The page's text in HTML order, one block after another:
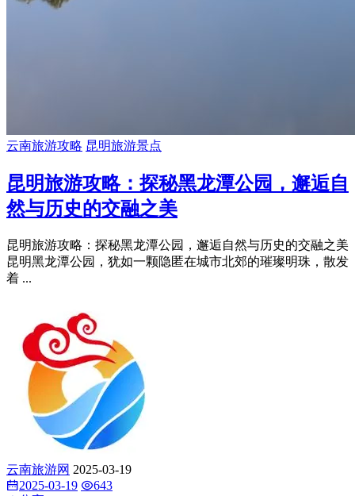
云南旅游攻略 昆明旅游景点
昆明旅游攻略：探秘黑龙潭公园，邂逅自
然与历史的交融之美
昆明旅游攻略：探秘黑龙潭公园，邂逅自然与历史的交融之美
昆明黑龙潭公园，犹如一颗隐匿在城市北郊的璀璨明珠，散发
着 ...
云南旅游网 2025-03-19
2025-03-19
643